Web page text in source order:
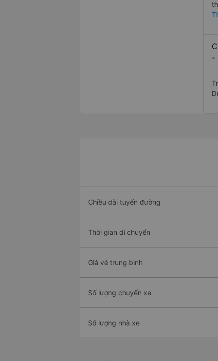
-
Chiều dài tuyến đường
Thời gian di chuyển
Giá vé trung bình
Số lượng chuyến xe
Số lượng nhà xe